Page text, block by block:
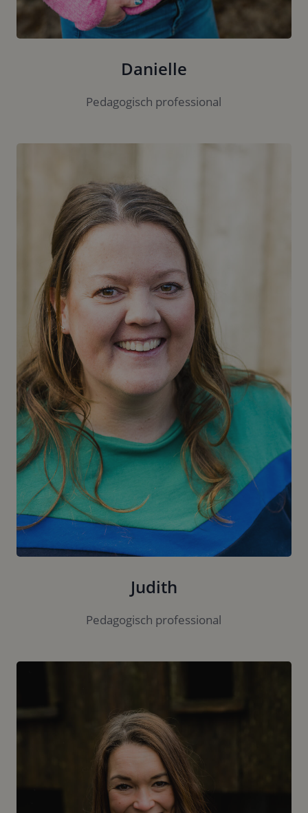
Danielle
Pedagogisch professional
Judith
Pedagogisch professional